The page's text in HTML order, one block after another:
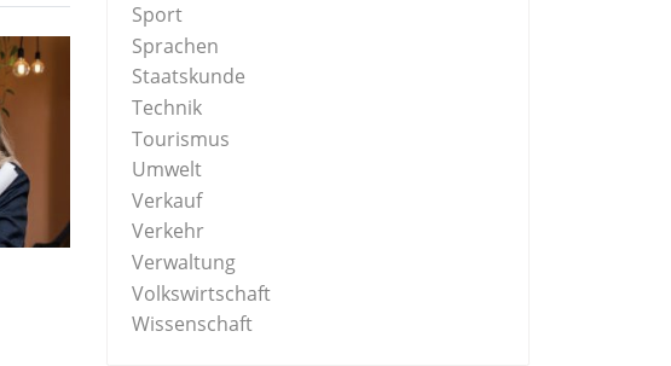
Sport
Sprachen
Staatskunde
Technik
Tourismus
Umwelt
Verkauf
Verkehr
Verwaltung
Volkswirtschaft
Wissenschaft